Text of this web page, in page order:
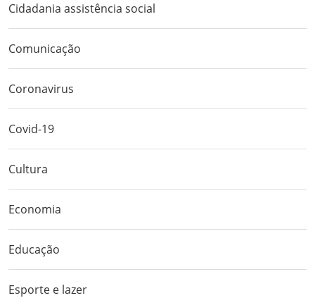
Cidadania assistência social
Comunicação
Coronavirus
Covid-19
Cultura
Economia
Educação
Esporte e lazer